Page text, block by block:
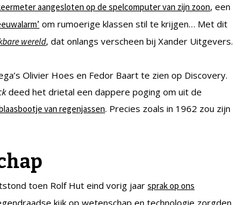
aangesloten op de spelcomputer van zijn zoon, een
om rumoerige klassen stil te krijgen… Met dit
wereld, dat onlangs verscheen bij Xander Uitgevers.
Olivier Hoes en Fedor Baart te zien op Discovery.
deed het drietal een dappere poging om uit de
van regenjassen. Precies zoals in 1962 zou zijn
toen Rolf Hut eind vorig jaar sprak op ons